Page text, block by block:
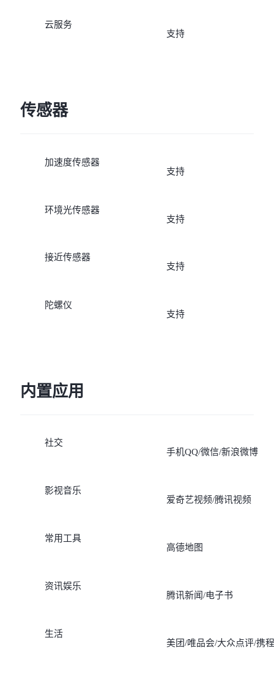
云服务
支持
传感器
加速度传感器
支持
环境光传感器
支持
接近传感器
支持
陀螺仪
支持
内置应用
社交
手机QQ/微信/新浪微博
影视音乐
爱奇艺视频/腾讯视频
常用工具
高德地图
资讯娱乐
腾讯新闻/电子书
生活
美团/唯品会/大众点评/携程